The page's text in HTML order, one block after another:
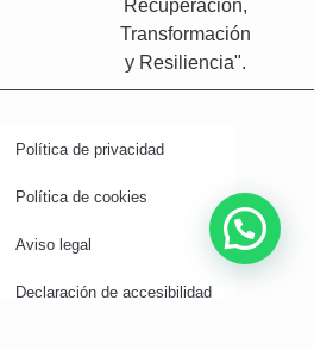
Política de privacidad
Política de cookies
Aviso legal
Declaración de accesibilidad